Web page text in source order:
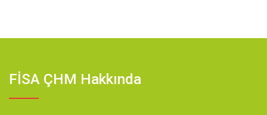
FİSA ÇHM Hakkında